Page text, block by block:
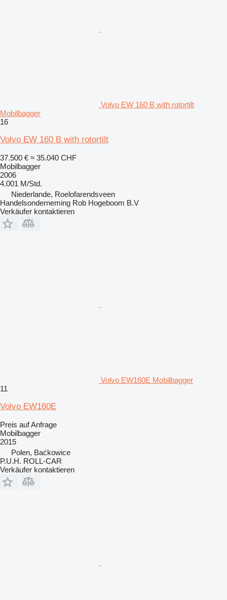
Volvo EW 160 B with rotortilt
Mobilbagger
16
Volvo EW 160 B with rotortilt
37.500 € ≈ 35.040 CHF
Mobilbagger
2006
4.001 M/Std.
Niederlande, Roelofarendsveen
Handelsonderneming Rob Hogeboom B.V
Verkäufer kontaktieren
Volvo EW160E Mobilbagger
11
Volvo EW160E
Preis auf Anfrage
Mobilbagger
2015
Polen, Baćkowice
P.U.H. ROLL-CAR
Verkäufer kontaktieren